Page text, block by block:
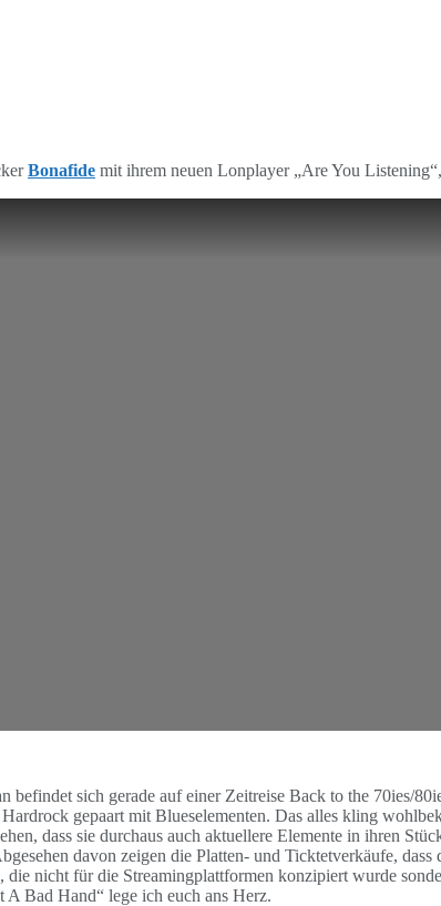
Bonafide mit ihrem neuen Lonplayer „Are You
befindet sich gerade auf einer Zeitreise Back to the 70ies/
gepaart mit Blueselementen. Das alles kling
dass sie durchaus auch aktuellere Elemente in ihren
davon zeigen die Platten- und Ticktetverkäufe,
nicht für die Streamingplattformen konzipiert wurde
Bad Hand“ lege ich euch ans Herz.